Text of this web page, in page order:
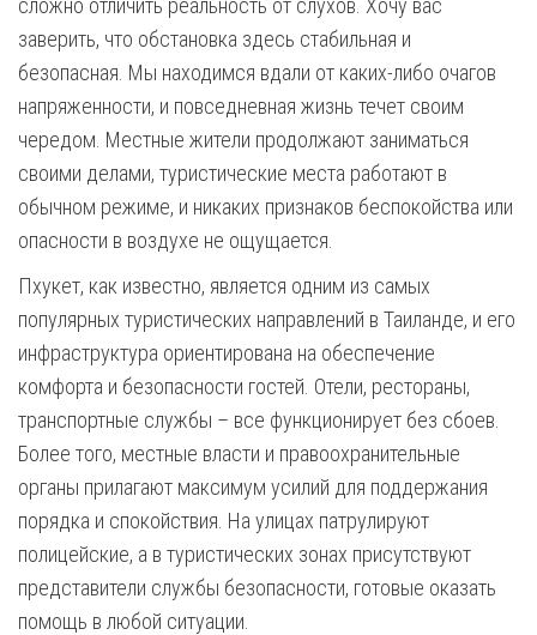
сложно отличить реальность от слухов. Хочу вас
заверить, что обстановка здесь стабильная и
безопасная. Мы находимся вдали от каких-либо очагов
напряженности, и повседневная жизнь течет своим
чередом. Местные жители продолжают заниматься
своими делами, туристические места работают в
обычном режиме, и никаких признаков беспокойства или
опасности в воздухе не ощущается.
Пхукет, как известно, является одним из самых
популярных туристических направлений в Таиланде, и его
инфраструктура ориентирована на обеспечение
комфорта и безопасности гостей. Отели, рестораны,
транспортные службы – все функционирует без сбоев.
Более того, местные власти и правоохранительные
органы прилагают максимум усилий для поддержания
порядка и спокойствия. На улицах патрулируют
полицейские, а в туристических зонах присутствуют
представители службы безопасности, готовые оказать
помощь в любой ситуации.